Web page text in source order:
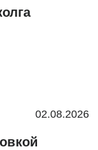
02.08.2026